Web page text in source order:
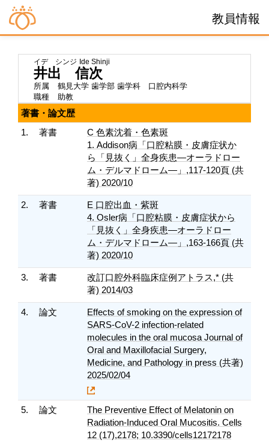
教員情報
イデ シンジ Ide Shinji
井出 信次
所属
鶴見大学 歯学部 歯学科 口腔内科学
職種
助教
著書・論文歴
1.
著書
C 色素沈着・色素斑
1. Addison病「口腔粘膜・皮膚症状か
ら「見抜く」全身疾患―オーラドロー
ム・デルマドローム―」,117-120頁 (共
著) 2020/10
2. 著書
E 口腔出血・紫斑
4. Osler病「口腔粘膜・皮膚症状から
「見抜く」全身疾患―オーラドロー
ム・デルマドローム―」,163-166頁 (共
著) 2020/10
3. 著書
改訂口腔外科臨床症例アトラス,* (共
著) 2014/03
4. 論文
Effects of smoking on the expression of
SARS-CoV-2 infection-related
molecules in the oral mucosa Journal of
Oral and Maxillofacial Surgery,
Medicine, and Pathology in press (共著)
2025/02/04
5. 論文
The Preventive Effect of Melatonin on
Radiation-Induced Oral Mucositis. Cells
12 (17),2178; 10.3390/cells12172178